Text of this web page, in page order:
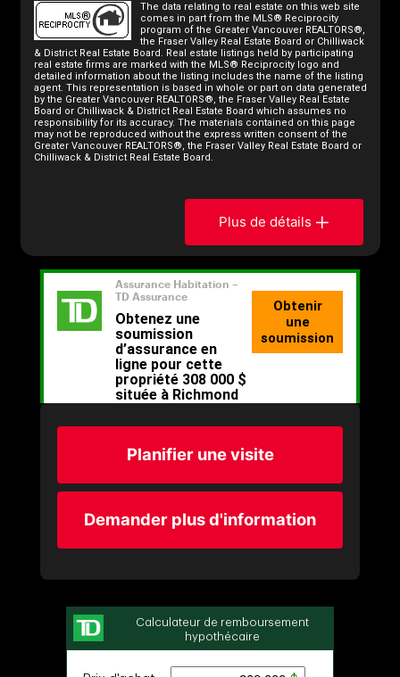
The data relating to real estate on this web site
comes in part from the MLS® Reciprocity
program of the Greater Vancouver REALTORS®,
the Fraser Valley Real Estate Board or Chilliwack
& District Real Estate Board. Real estate listings held by participating
real estate firms are marked with the MLS® Reciprocity logo and
detailed information about the listing includes the name of the listing
agent. This representation is based in whole or part on data generated
by the Greater Vancouver REALTORS®, the Fraser Valley Real Estate
Board or Chilliwack & District Real Estate Board which assumes no
responsibility for its accuracy. The materials contained on this page
may not be reproduced without the express written consent of the
Greater Vancouver REALTORS®, the Fraser Valley Real Estate Board or
Chilliwack & District Real Estate Board.
Plus de détails
Planifier une visite
Demander plus d'information